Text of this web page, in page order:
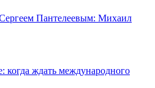
Пантелеевым: Михаил
когда ждать международного